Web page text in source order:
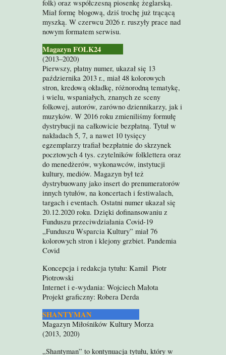
folk) oraz współczesną piosenkę żeglarską.
Miał formę blogową, dziś trochę już trącącą
myszką. W czerwcu 2026 r. ruszyły prace nad
nowym formatem serwisu.
Magazyn FOLK24
(2013–2020)
Pierwszy, płatny numer, ukazał się 13
października 2013 r., miał 48 kolorowych
stron, kredową okładkę, różnorodną tematykę,
i wielu, wspaniałych, znanych ze sceny
folkowej, autorów, zarówno dziennikarzy, jak i
muzyków. W 2016 roku zmieniliśmy formułę
dystrybucji na całkowicie bezpłatną. Tytuł w
nakładach 5, 7, a nawet 10 tysięcy
egzemplarzy trafiał bezpłatnie do skrzynek
pocztowych 4 tys. czytelników folklettera oraz
do menedżerów, wykonawców, instytucji
kultury, mediów. Magazyn był też
dystrybuowany jako insert do prenumeratorów
innych tytułów, na koncertach i festiwalach,
targach i eventach. Ostatni numer ukazał się
20.12.2020 roku. Dzięki dofinansowaniu z
Funduszu przeciwdziałania Covid-19
„Funduszu Wsparcia Kultury” miał 76
kolorowych stron i klejony grzbiet. Pandemia
Covid
Koncepcja i redakcja tytułu: Kamil Piotr
Piotrowski
Internet i e-wydania: Wojciech Małota
Projekt graficzny: Robera Derda
SHANTYMAN
Magazyn Miłośników Kultury Morza
(2013,2020)
„Shantyman” to kontynuacja tytułu, który w